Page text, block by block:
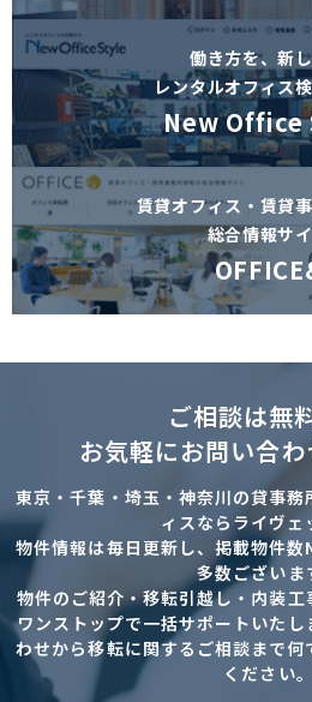
働き方を、新
レンタルオフィス
New Office
賃貸オフィス・賃貸
総合情報サ
ご相談は無
お気軽にお問い合わ
東京・千葉・埼玉・神奈川の貸事
ィスならライヴェ
物件情報は毎日更新し、掲載物件
多数ございま
物件のご紹介・移転引越し・内装
ワンストップで一括サポートいた
わせから移転に関するご相談まで
ください。